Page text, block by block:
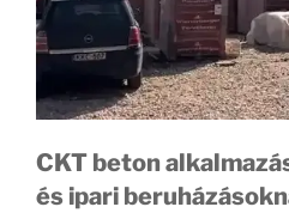
CKT beton
és ipari